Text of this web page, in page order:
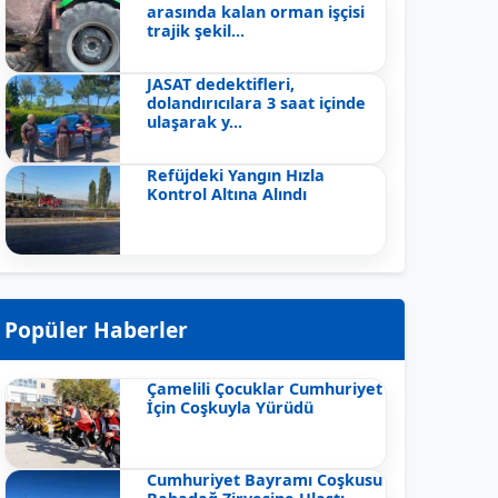
arasında kalan orman işçisi
trajik şekil...
JASAT dedektifleri,
dolandırıcılara 3 saat içinde
ulaşarak y...
Refüjdeki Yangın Hızla
Kontrol Altına Alındı
Popüler Haberler
Çamelili Çocuklar Cumhuriyet
İçin Coşkuyla Yürüdü
Cumhuriyet Bayramı Coşkusu